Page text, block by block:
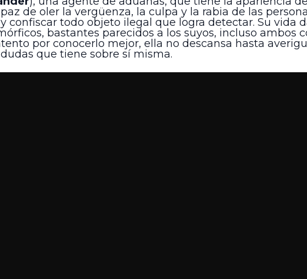
de oler la vergüenza, la culpa y la rabia de las
todo objeto ilegal que logra detectar. Su vida
bastantes parecidos a los suyos, incluso ambos
por conocerlo mejor, ella no descansa hasta
que tiene sobre sí misma.